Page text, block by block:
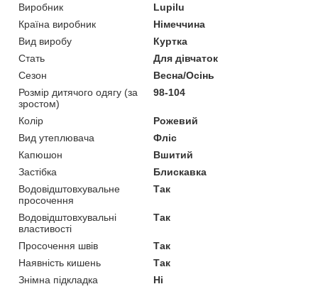
Виробник
Lupilu
Країна виробник
Німеччина
Вид виробу
Куртка
Стать
Для дівчаток
Сезон
Весна/Осінь
Розмір дитячого одягу (за
зростом)
98-104
Колір
Рожевий
Вид утеплювача
Фліс
Капюшон
Вшитий
Застібка
Блискавка
Водовідштовхувальне
просочення
Так
Водовідштовхувальні
властивості
Так
Просочення швів
Так
Наявність кишень
Так
Знімна підкладка
Ні